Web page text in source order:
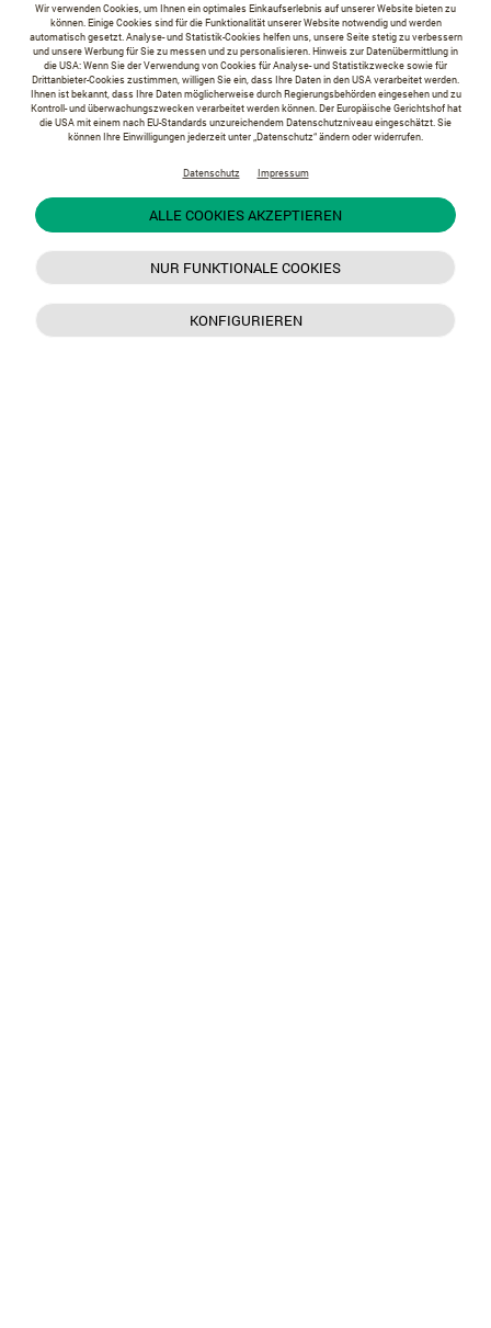
Wir verwenden Cookies, um Ihnen ein optimales Einkaufserlebnis auf unserer Website bieten zu
können. Einige Cookies sind für die Funktionalität unserer Website notwendig und werden
automatisch gesetzt. Analyse- und Statistik-Cookies helfen uns, unsere Seite stetig zu verbessern
und unsere Werbung für Sie zu messen und zu personalisieren. Hinweis zur Datenübermittlung in
die USA: Wenn Sie der Verwendung von Cookies für Analyse- und Statistikzwecke sowie für
Drittanbieter-Cookies zustimmen, willigen Sie ein, dass Ihre Daten in den USA verarbeitet werden.
Ihnen ist bekannt, dass Ihre Daten möglicherweise durch Regierungsbehörden eingesehen und zu
Kontroll- und überwachungszwecken verarbeitet werden können. Der Europäische Gerichtshof hat
die USA mit einem nach EU-Standards unzureichendem Datenschutzniveau eingeschätzt. Sie
können Ihre Einwilligungen jederzeit unter „Datenschutz“ ändern oder widerrufen.
Datenschutz Impressum
ALLE COOKIES AKZEPTIEREN
NUR FUNKTIONALE COOKIES
KONFIGURIEREN